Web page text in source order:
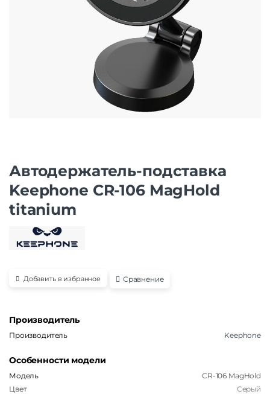
Автодержатель-подставка
Keephone CR-106 MagHold
titanium
Добавить в избранное Сравнение
Производитель
Производитель Keephone
Особенности модели
Модель
CR-106 MagHold
Цвет
Серый